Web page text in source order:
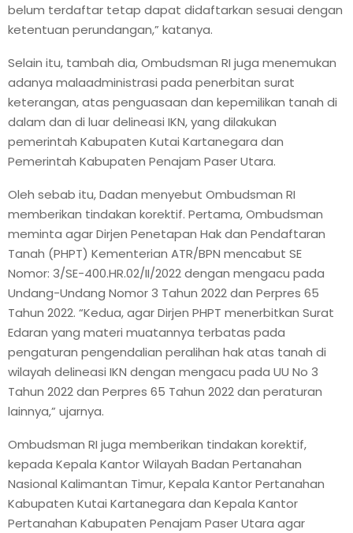
belum terdaftar tetap dapat didaftarkan sesuai dengan
ketentuan perundangan,” katanya.
Selain itu, tambah dia, Ombudsman RI juga menemukan
adanya malaadministrasi pada penerbitan surat
keterangan, atas penguasaan dan kepemilikan tanah di
dalam dan di luar delineasi IKN, yang dilakukan
pemerintah Kabupaten Kutai Kartanegara dan
Pemerintah Kabupaten Penajam Paser Utara.
Oleh sebab itu, Dadan menyebut Ombudsman RI
memberikan tindakan korektif. Pertama, Ombudsman
meminta agar Dirjen Penetapan Hak dan Pendaftaran
Tanah (PHPT) Kementerian ATR/BPN mencabut SE
Nomor: 3/SE-400.HR.02/II/2022 dengan mengacu pada
Undang-Undang Nomor 3 Tahun 2022 dan Perpres 65
Tahun 2022. “Kedua, agar Dirjen PHPT menerbitkan Surat
Edaran yang materi muatannya terbatas pada
pengaturan pengendalian peralihan hak atas tanah di
wilayah delineasi IKN dengan mengacu pada UU No 3
Tahun 2022 dan Perpres 65 Tahun 2022 dan peraturan
lainnya,” ujarnya.
Ombudsman RI juga memberikan tindakan korektif,
kepada Kepala Kantor Wilayah Badan Pertanahan
Nasional Kalimantan Timur, Kepala Kantor Pertanahan
Kabupaten Kutai Kartanegara dan Kepala Kantor
Pertanahan Kabupaten Penajam Paser Utara agar